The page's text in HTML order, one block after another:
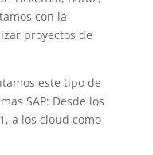
con la
proyectos de
este tipo de
SAP: Desde los
a los cloud como